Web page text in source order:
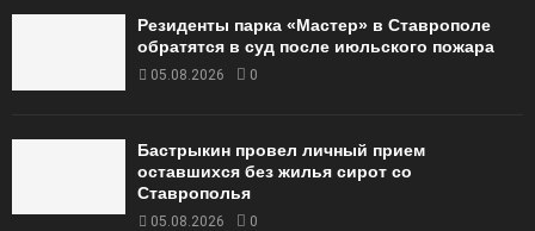
Резиденты парка «Мастер» в Ставрополе
обратятся в суд после июльского пожара
05.08.2026 0
Бастрыкин провел личный прием
оставшихся без жилья сирот со
Ставрополья
05.08.2026 0